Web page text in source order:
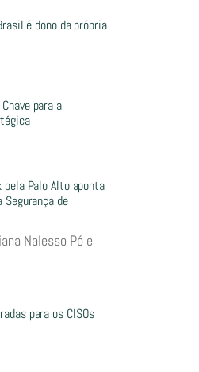
é dono da própria
para a
pela Palo Alto aponta
de
Nalesso Pó e
para os CISOs